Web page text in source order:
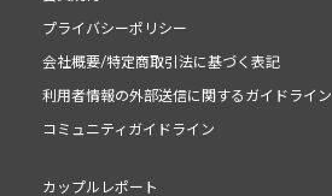
プライバシーポリシー
会社概要/特定商取引法に基づく表記
利用者情報の外部送信に関するガイドライン
コミュニティガイドライン
カップルレポート